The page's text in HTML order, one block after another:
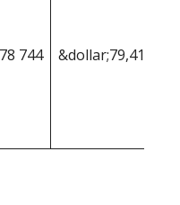
744 &dollar;79,417